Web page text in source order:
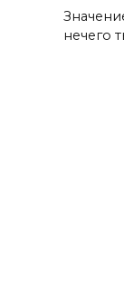
нечего